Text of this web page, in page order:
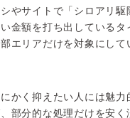
やサイトで「シロアリ
金額を打ち出しているタ
エリアだけを対象にして
かく抑えたい人には魅力
部分的な処理だけを安く